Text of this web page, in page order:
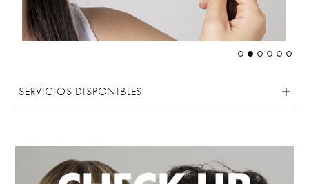
SERVICIOS DISPONIBLES